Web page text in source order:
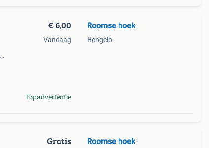
€ 6,00
Vandaag
Topadvertentie
Roomse hoek
Hengelo
Gratis Roomse hoek